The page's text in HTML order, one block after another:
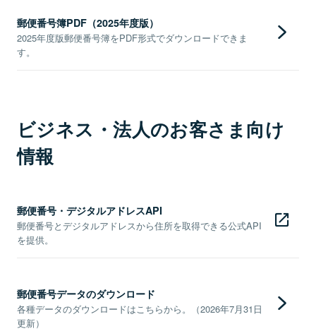
郵便番号簿PDF（2025年度版）
2025年度版郵便番号簿をPDF形式でダウンロードできま
す。
ビジネス・法人のお客さま向け
情報
郵便番号・デジタルアドレスAPI
郵便番号とデジタルアドレスから住所を取得できる公式API
を提供。
郵便番号データのダウンロード
各種データのダウンロードはこちらから。（2026年7月31日
更新）